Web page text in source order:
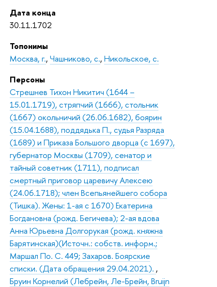
Дата конца
30.11.1702
Топонимы
Москва, г., Чашниково, с., Никольское, с.
Персоны
Стрешнев Тихон Никитич (1644 –
15.01.1719), стряпчий (1666), стольник
(1667) окольничий (26.06.1682), боярин
(15.04.1688), поддядька П., судья Разряда
(1689) и Приказа Большого дворца (с 1697),
губернатор Москвы (1709), сенатор и
тайный советник (1711), подписал
смертный приговор царевичу Алексею
(24.06.1718); член Всепьянейшего собора
(Тишка). Жены: 1-ая с 1670) Екатерина
Богдановна (рожд. Бегичева); 2-ая вдова
Анна Юрьевна Долгорукая (рожд. княжна
Барятинская)(Источн.: собств. информ.;
Маршал По. С. 449; Захаров. Боярские
списки. (Дата обращения 29.04.2021). ,
Бруин Корнелий (Лебрейн, Ле-Брейн, Bruijn